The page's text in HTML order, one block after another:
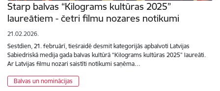
Starp balvas “Kilograms kultūras 2025”
laureātiem - četri filmu nozares notikumi
21.02.2026.
Sestdien, 21. februārī, tiešraidē desmit kategorijās apbalvoti Latvijas
Sabiedriskā medija gada balvas kultūrā “Kilograms kultūras 2025” laureāti.
Ar Latvijas filmu nozari saistīti notikumi saņēma…
Balvas un nominācijas